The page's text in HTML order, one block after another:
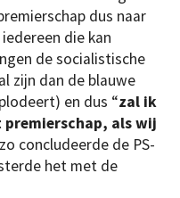
dus naar
die kan
de socialistische
zijn dan de blauwe
en dus “zal ik
als wij
zo concludeerde de PS-
het met de